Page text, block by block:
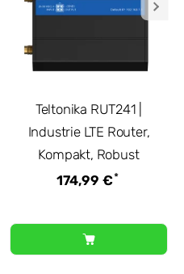
Teltonika RUT241 |
Industrie LTE Router,
Kompakt, Robust
174,99 €*